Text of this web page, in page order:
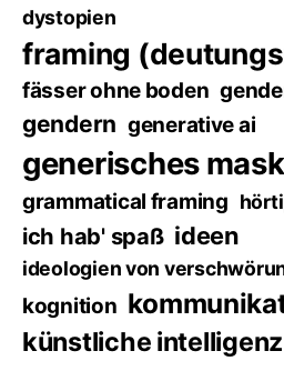
dystopien
framing
fässer ohne boden
gendern generative ai
generisches
grammatical framing
ich hab' spaß ideen
ideologien von
kognition
künstliche intelligenz